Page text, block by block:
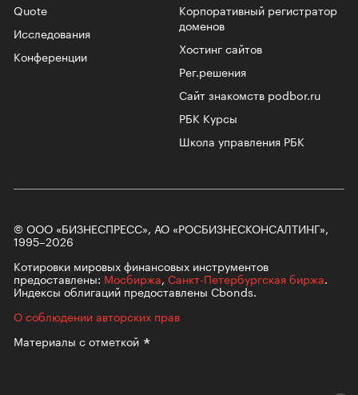
Корпоративный регистратор
доменов
Хостинг сайтов
Рег.решения
Сайт знакомств podbor.ru
РБК Курсы
Школа управления РБК
Quote
Исследования
Конференции
© ООО «БИЗНЕСПРЕСС», АО «РОСБИЗНЕСКОНСАЛТИНГ»,
1995–2026
Котировки мировых финансовых инструментов
предоставлены: Мосбиржа, Санкт-Петербургская биржа.
Индексы облигаций предоставлены Cbonds.
О соблюдении авторских прав
Материалы сотметкой